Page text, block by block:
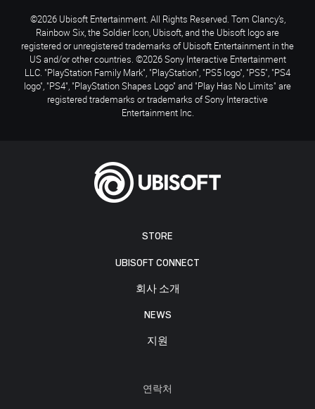
STORE
UBISOFT CONNECT
회사 소개
NEWS
지원
연락처
©2026 Ubisoft Entertainment. All Rights Reserved. Tom Clancy’s,
Rainbow Six, the Soldier Icon, Ubisoft, and the Ubisoft logo are
registered or unregistered trademarks of Ubisoft Entertainment in the
US and/or other countries. ©2026 Sony Interactive Entertainment
LLC. "PlayStation Family Mark", "PlayStation", "PS5 logo", "PS5", "PS4
logo", "PS4", "PlayStation Shapes Logo" and "Play Has No Limits" are
registered trademarks or trademarks of Sony Interactive
Entertainment Inc.